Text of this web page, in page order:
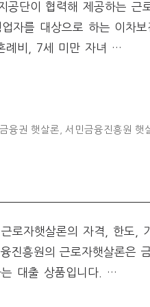
공단이 협력해 제공하는 근
자를 대상으로 하는 이차
례비, 7세 미만 자녀 …
융권 햇살론 ,서민금융진흥원 햇
로자햇살론의 자격, 한도,
진흥원의 근로자햇살론은
는 대출 상품입니다. …